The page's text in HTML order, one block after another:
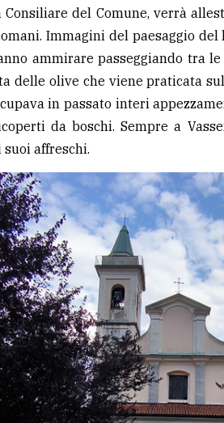
Consiliare del Comune, verrà
Immagini del paesaggio
ammirare passeggiando tra
delle olive che viene praticata
in passato interi
da boschi. Sempre a
suoi affreschi.